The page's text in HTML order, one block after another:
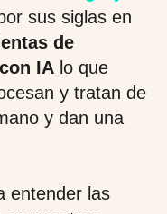
sus siglas en
de
IA lo que
y tratan de
y dan una
entender las